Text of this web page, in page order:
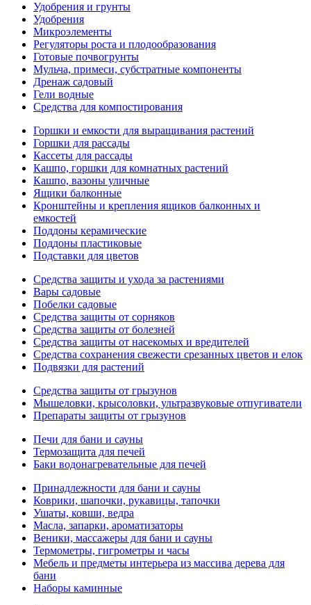
Удобрения и грунты
Удобрения
Микроэлементы
Регуляторы роста и плодообразования
Готовые почвогрунты
Мульча, примеси, субстратные компоненты
Дренаж садовый
Гели водные
Средства для компостирования
Горшки и емкости для выращивания растений
Горшки для рассады
Кассеты для рассады
Кашпо, горшки для комнатных растений
Кашпо, вазоны уличные
Ящики балконные
Кронштейны и крепления ящиков балконных и
емкостей
Поддоны керамические
Поддоны пластиковые
Подставки для цветов
Средства защиты и ухода за растениями
Вары садовые
Побелки садовые
Средства защиты от сорняков
Средства защиты от болезней
Средства защиты от насекомых и вредителей
Средства сохранения свежести срезанных цветов и елок
Подвязки для растений
Средства защиты от грызунов
Мышеловки, крысоловки, ультразвуковые отпугиватели
Препараты защиты от грызунов
Печи для бани и сауны
Термозащита для печей
Баки водонагревательные для печей
Принадлежности для бани и сауны
Коврики, шапочки, рукавицы, тапочки
Ушаты, ковши, ведра
Масла, запарки, ароматизаторы
Веники, массажеры для бани и сауны
Термометры, гигрометры и часы
Мебель и предметы интерьера из массива дерева для
бани
Наборы каминные